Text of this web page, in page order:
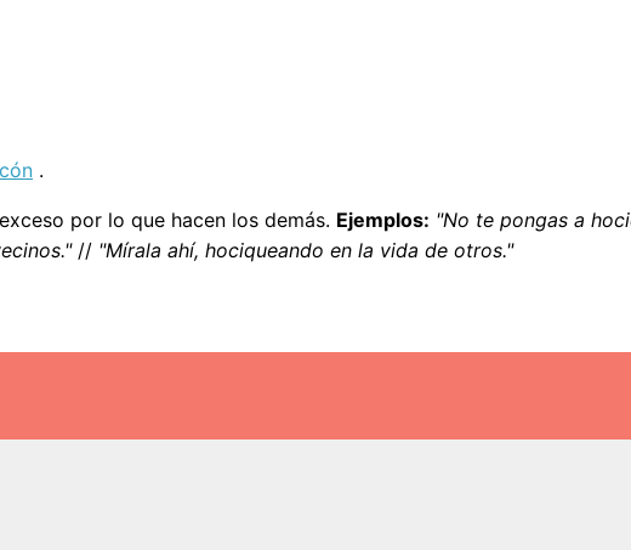
.
por lo que hacen los demás. Ejemplos: "No te pongas a
// "Mírala ahí, hociqueando en la vida de otros."